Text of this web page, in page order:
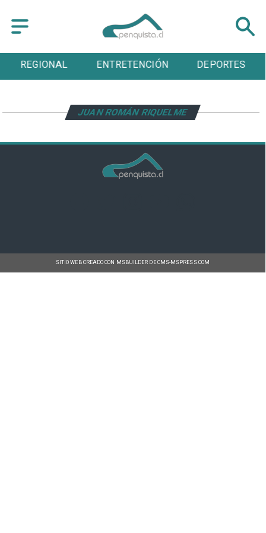
REGIONAL ENTRETENCIÓN DEPORTES
JUAN ROMÁN RIQUELME
SITIO WEB CREADO CON MSBUILDER DE CMS-MSPRESS.COM